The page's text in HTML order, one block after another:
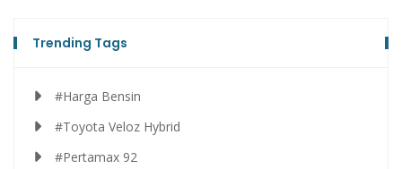
Trending Tags
#Harga Bensin
#Toyota Veloz Hybrid
#Pertamax 92